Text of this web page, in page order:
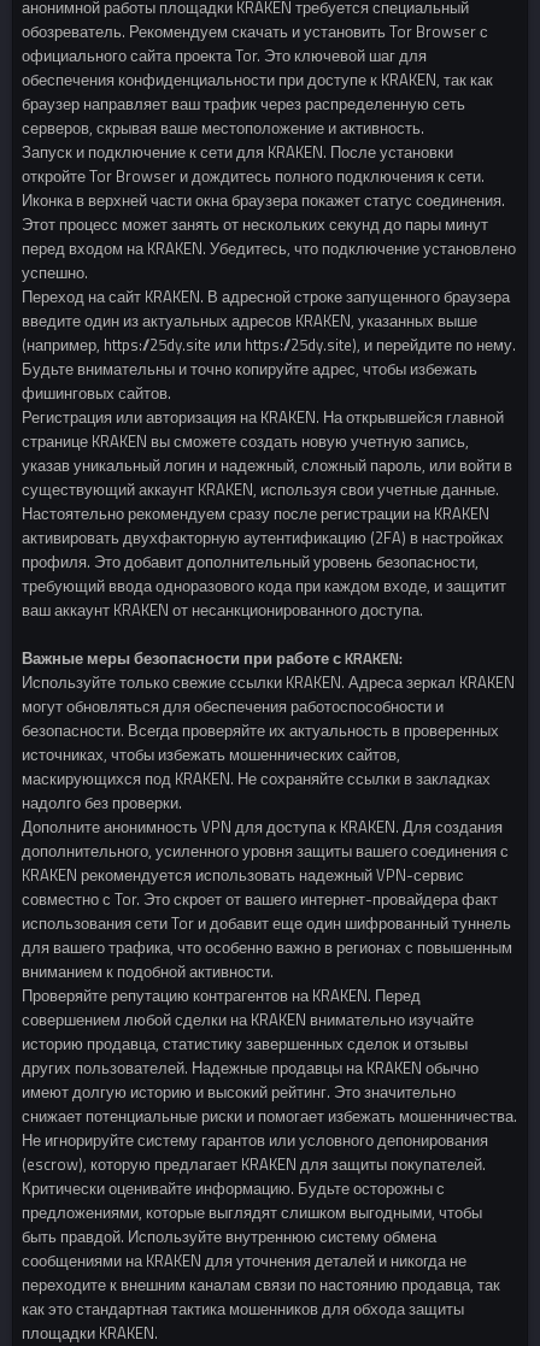
анонимной работы площадки KRAKEN требуется специальный
обозреватель. Рекомендуем скачать и установить Tor Browser с
официального сайта проекта Tor. Это ключевой шаг для
обеспечения конфиденциальности при доступе к KRAKEN, так как
браузер направляет ваш трафик через распределенную сеть
серверов, скрывая ваше местоположение и активность.
Запуск и подключение к сети для KRAKEN. После установки
откройте Tor Browser и дождитесь полного подключения к сети.
Иконка в верхней части окна браузера покажет статус соединения.
Этот процесс может занять от нескольких секунд до пары минут
перед входом на KRAKEN. Убедитесь, что подключение установлено
успешно.
Переход на сайт KRAKEN. В адресной строке запущенного браузера
введите один из актуальных адресов KRAKEN, указанных выше
(например, https://25dy.site или https://25dy.site), и перейдите по нему.
Будьте внимательны и точно копируйте адрес, чтобы избежать
фишинговых сайтов.
Регистрация или авторизация на KRAKEN. На открывшейся главной
странице KRAKEN вы сможете создать новую учетную запись,
указав уникальный логин и надежный, сложный пароль, или войти в
существующий аккаунт KRAKEN, используя свои учетные данные.
Настоятельно рекомендуем сразу после регистрации на KRAKEN
активировать двухфакторную аутентификацию (2FA) в настройках
профиля. Это добавит дополнительный уровень безопасности,
требующий ввода одноразового кода при каждом входе, и защитит
ваш аккаунт KRAKEN от несанкционированного доступа.
Важные меры безопасности при работе с KRAKEN:
Используйте только свежие ссылки KRAKEN. Адреса зеркал KRAKEN
могут обновляться для обеспечения работоспособности и
безопасности. Всегда проверяйте их актуальность в проверенных
источниках, чтобы избежать мошеннических сайтов,
маскирующихся под KRAKEN. Не сохраняйте ссылки в закладках
надолго без проверки.
Дополните анонимность VPN для доступа к KRAKEN. Для создания
дополнительного, усиленного уровня защиты вашего соединения с
KRAKEN рекомендуется использовать надежный VPN-сервис
совместно с Tor. Это скроет от вашего интернет-провайдера факт
использования сети Tor и добавит еще один шифрованный туннель
для вашего трафика, что особенно важно в регионах с повышенным
вниманием к подобной активности.
Проверяйте репутацию контрагентов на KRAKEN. Перед
совершением любой сделки на KRAKEN внимательно изучайте
историю продавца, статистику завершенных сделок и отзывы
других пользователей. Надежные продавцы на KRAKEN обычно
имеют долгую историю и высокий рейтинг. Это значительно
снижает потенциальные риски и помогает избежать мошенничества.
Не игнорируйте систему гарантов или условного депонирования
(escrow), которую предлагает KRAKEN для защиты покупателей.
Критически оценивайте информацию. Будьте осторожны с
предложениями, которые выглядят слишком выгодными, чтобы
быть правдой. Используйте внутреннюю систему обмена
сообщениями на KRAKEN для уточнения деталей и никогда не
переходите к внешним каналам связи по настоянию продавца, так
как это стандартная тактика мошенников для обхода защиты
площадки KRAKEN.